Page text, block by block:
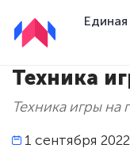
Техника
Техника игры на
1 сентября